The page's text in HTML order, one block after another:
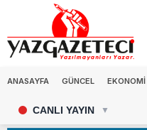
ANASAYFA GÜNCEL EKONOMİ
CANLI YAYIN ▼